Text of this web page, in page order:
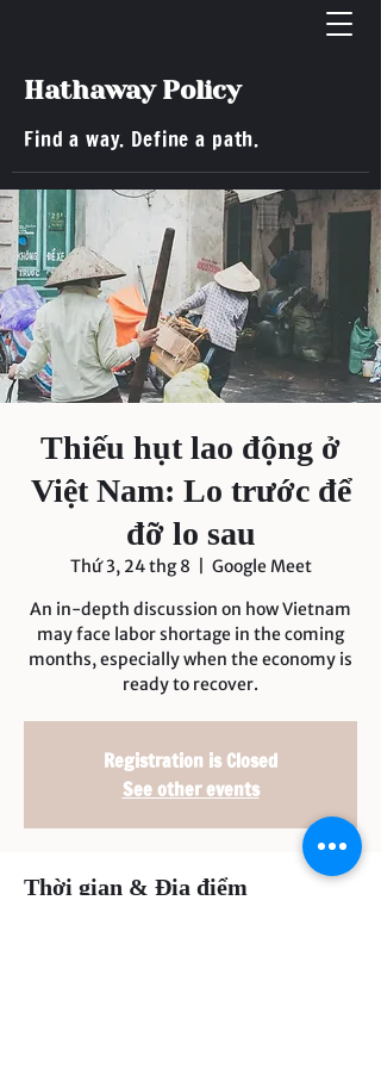
Hathaway Policy
Find a way. Define a path.
Thiếu hụt lao động ở
Việt Nam: Lo trước để
đỡ lo sau
Thứ 3, 24 thg 8
Google Meet
An in-depth discussion on how Vietnam
may face labor shortage in the coming
months, especially when the economy is
ready to recover.
Registration is Closed
See other events
Thời gian & Địa điểm